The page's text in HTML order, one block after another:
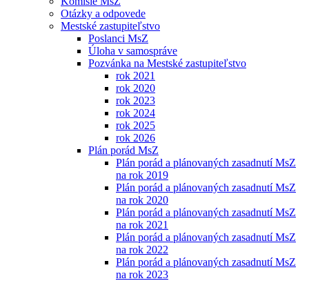
Otázky a odpovede
Mestské zastupiteľstvo
Poslanci MsZ
Úloha v samospráve
Pozvánka na Mestské zastupiteľstvo
rok 2021
rok 2020
rok 2023
rok 2024
rok 2025
rok 2026
Plán porád MsZ
Plán porád a plánovaných zasadnutí MsZ
na rok 2019
Plán porád a plánovaných zasadnutí MsZ
na rok 2020
Plán porád a plánovaných zasadnutí MsZ
na rok 2021
Plán porád a plánovaných zasadnutí MsZ
na rok 2022
Plán porád a plánovaných zasadnutí MsZ
na rok 2023